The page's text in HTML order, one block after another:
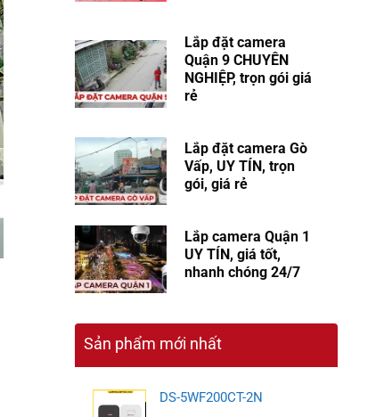
Lắp đặt camera
Quận 9​ CHUYÊN
NGHIỆP, trọn gói giá
rẻ
Lắp đặt camera Gò
Vấp, UY TÍN, trọn
gói, giá rẻ
Lắp camera Quận 1
UY TÍN, giá tốt,
nhanh chóng 24/7
Sản phẩm mới nhất
DS-5WF200CT-2N